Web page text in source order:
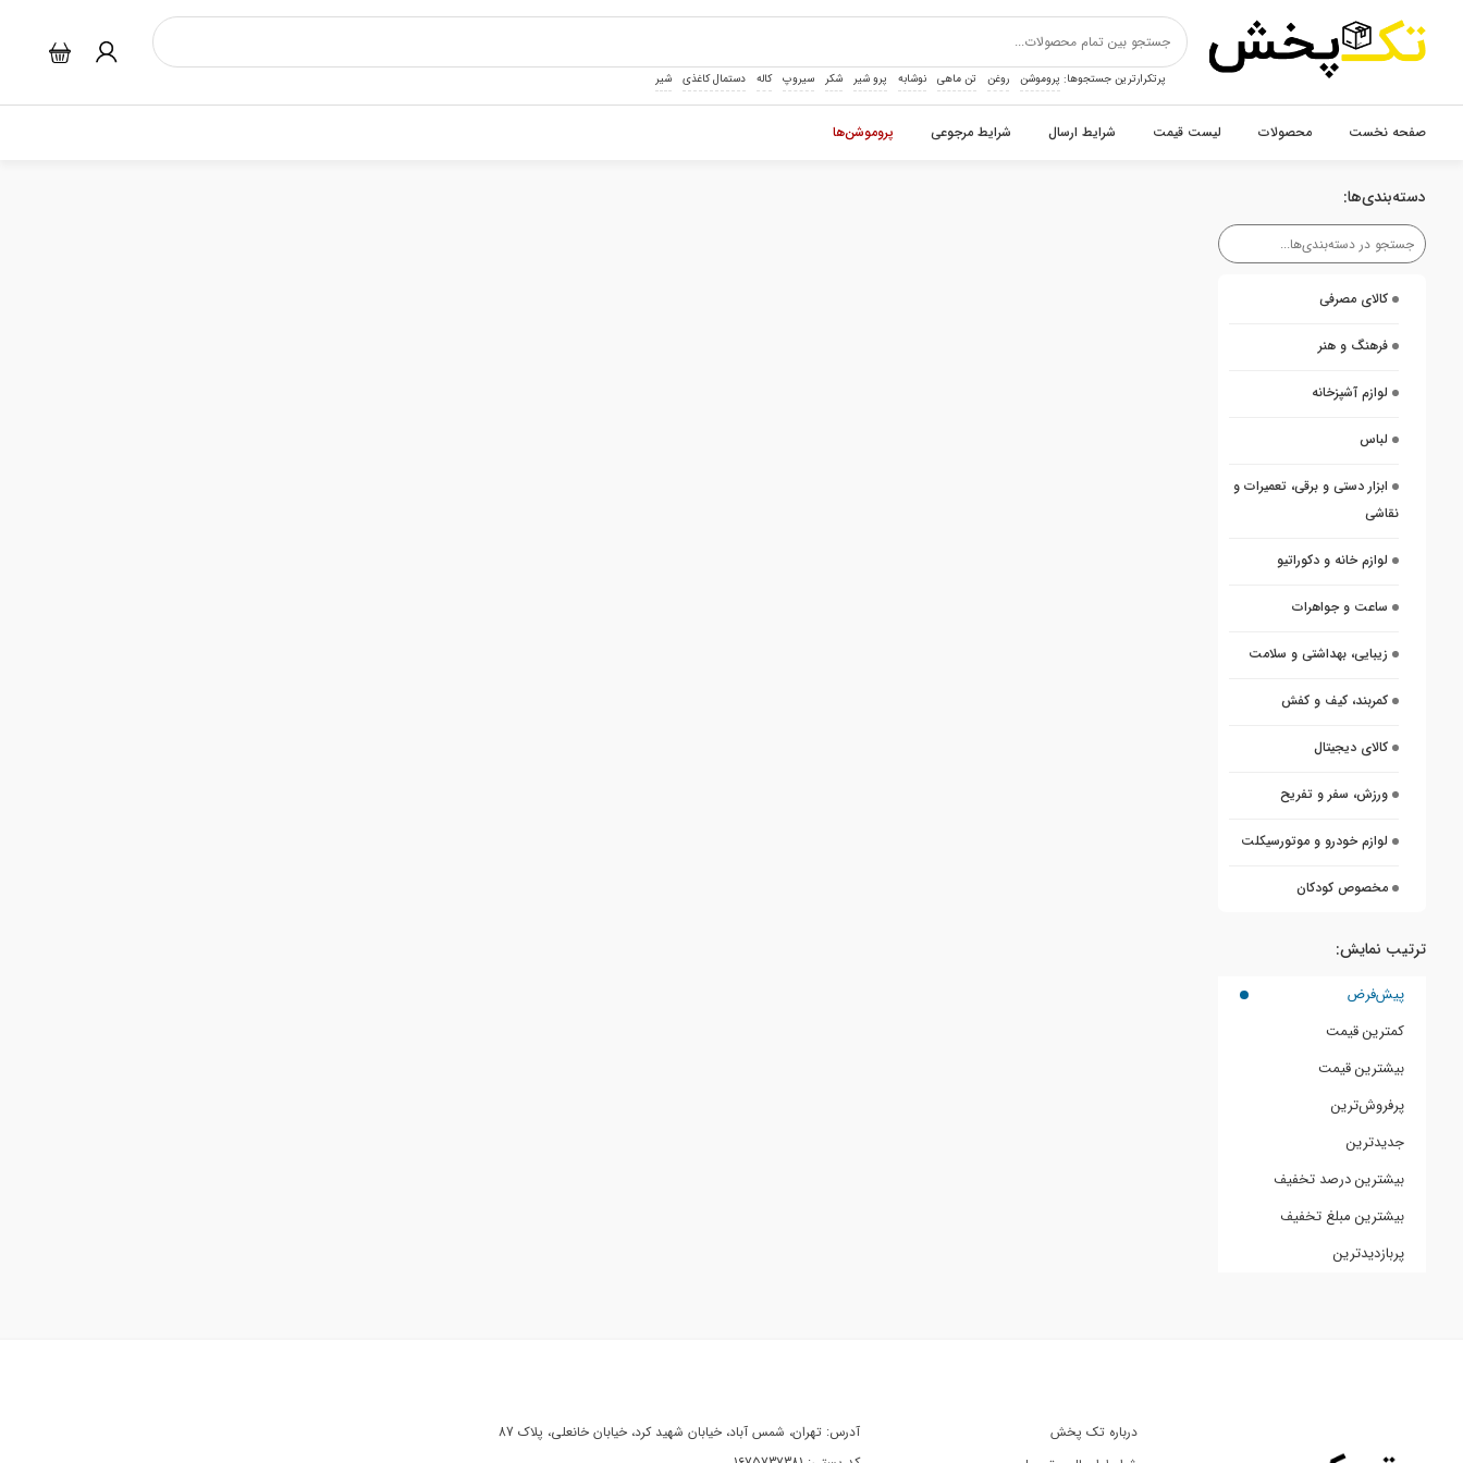
پرتکرارترین جستجوها: پروموشن روغن تن ماهی نوشابه پرو شیر شکر سیروپ کاله دستمال کاغذی شیر
صفحه نخست محصولات لیست قیمت شرایط ارسال شرایط مرجوعی پروموشن‌ها
دسته‌بندی‌ها:
کالای مصرفی
فرهنگ و هنر
لوازم آشپزخانه
لباس
ابزار دستی و برقی، تعمیرات و
نقاشی
لوازم خانه و دکوراتیو
ساعت و جواهرات
زیبایی، بهداشتی و سلامت
کمربند، کیف و کفش
کالای دیجیتال
ورزش، سفر و تفریح
لوازم خودرو و موتورسیکلت
مخصوص کودکان
ترتیب نمایش:
پیش‌فرض
کمترین قیمت
بیشترین قیمت
پرفروش‌ترین
جدیدترین
بیشترین درصد تخفیف
بیشترین مبلغ تخفیف
پربازدیدترین
درباره تک پخش
آدرس: تهران، شمس آباد، خیابان شهید کرد، خیابان خانعلی، پلاک 87